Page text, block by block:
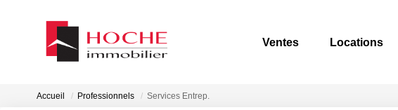
Ventes Locations
Accueil Professionnels Services Entrep.